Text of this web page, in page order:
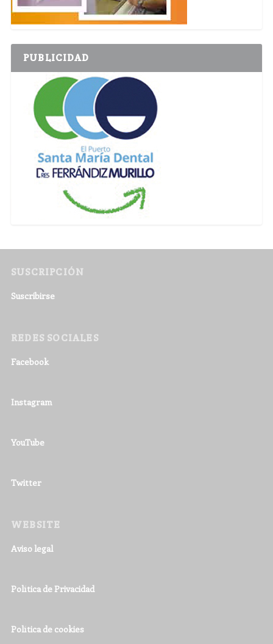
PUBLICIDAD
SUSCRIPCIÓN
Suscribirse
REDES SOCIALES
Facebook
Instagram
YouTube
Twitter
WEBSITE
Aviso legal
Política de Privacidad
Política de cookies